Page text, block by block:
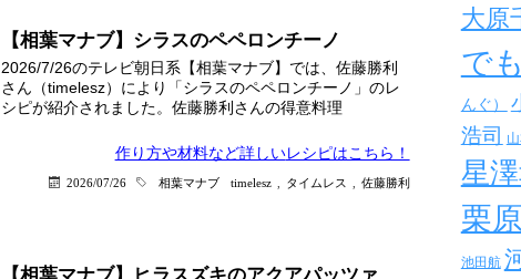
【相葉マナブ】シラスのペペロンチーノ
2026/7/26のテレビ朝日系【相葉マナブ】では、佐藤勝利
さん（timelesz）により「シラスのペペロンチーノ」のレ
シピが紹介されました。佐藤勝利さんの得意料理
作り方や材料など詳しいレシピはこちら！
2026/07/26 相葉マナブ timelesz タイムレス 佐藤勝利
大原
で
んぐ）
浩司
星
栗
池田航